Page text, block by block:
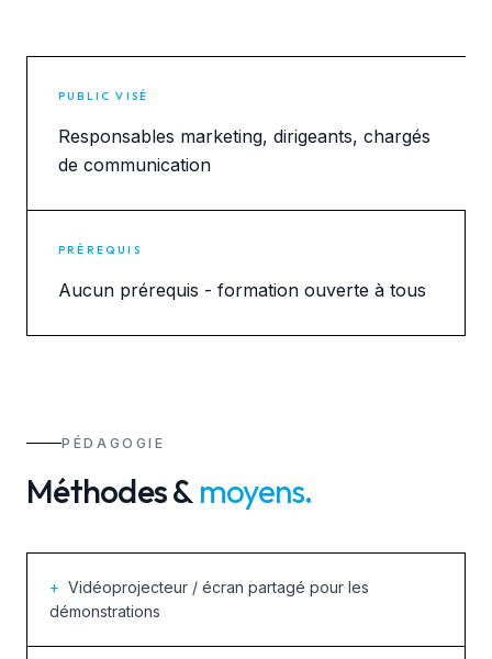
PUBLIC VISÉ
Responsables marketing, dirigeants, chargés
de communication
PRÉREQUIS
Aucun prérequis - formation ouverte à tous
PÉDAGOGIE
Méthodes & moyens.
+ Vidéoprojecteur / écran partagé pour les
démonstrations